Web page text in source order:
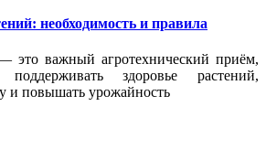
необходимость и правила
это важный агротехнический приём,
здоровье растений,
и повышать урожайность